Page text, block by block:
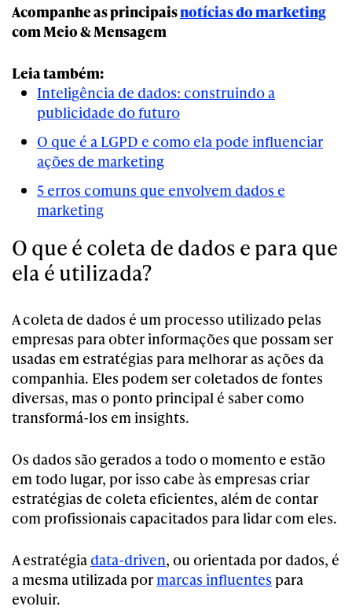
Acompanhe as principaisnotícias do marketing
com Meio & Mensagem
Leia também:
Inteligência de dados: construindo a
publicidade do futuro
O que é a LGPD e como ela pode influenciar
ações de marketing
5 erros comuns que envolvem dados e
marketing
O que é coleta de dados e para que
ela é utilizada?
A coleta de dados é um processo utilizado pelas
empresas para obter informações que possam ser
usadas em estratégias para melhorar as ações da
companhia. Eles podem ser coletados de fontes
diversas, mas o ponto principal é saber como
transformá-los em insights.
Os dados são gerados a todo o momento e estão
em todo lugar, por isso cabe às empresas criar
estratégias de coleta eficientes, além de contar
com profissionais capacitados para lidar com eles.
A estratégia data-driven, ou orientada por dados, é
a mesma utilizada por marcas influentes para
evoluir.